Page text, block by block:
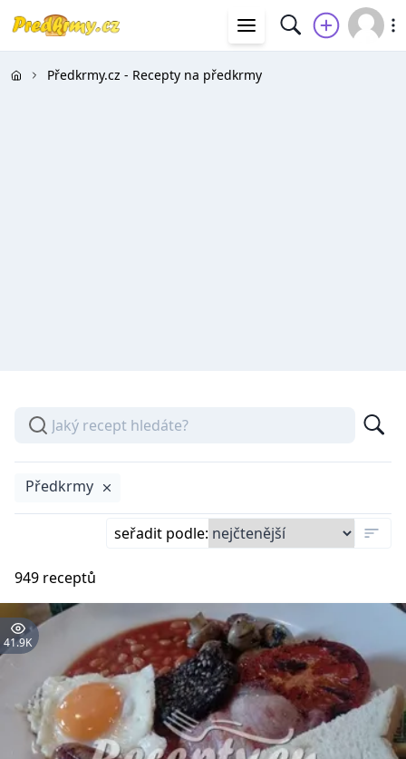
Předkrmy.cz - Recepty na předkrmy
Předkrmy
seřadit podle:
949 receptů
41.9K